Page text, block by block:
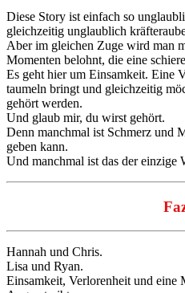
Diese Story ist einfach so
gleichzeitig unglaublich
Aber im gleichen Zuge wird man
Momenten belohnt, die eine
Es geht hier um Einsamkeit. Eine
taumeln bringt und gleichzeitig
gehört werden.
Und glaub mir, du wirst gehört.
Denn manchmal ist Schmerz und
geben kann.
Und manchmal ist das der einzige
Hannah und Chris.
Lisa und Ryan.
Einsamkeit, Verlorenheit und eine